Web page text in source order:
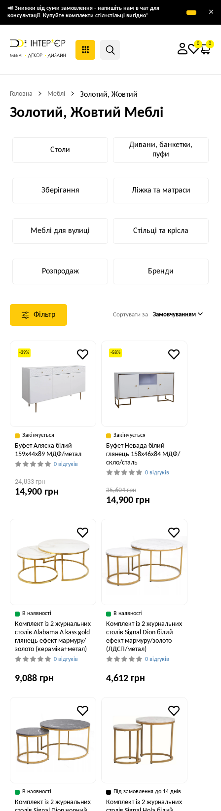
📣 Знижки від суми замовлення - напишіть нам в чат для
консультації. Купуйте комплекти стіл+стільці вигідно!
×
0 0
Головна Меблі Золотий, Жовтий
Золотий, Жовтий Меблі
Столи
Дивани, банкетки,
пуфи
Зберігання Ліжка та матраси
Меблі для вулиці Стільці та крісла
Розпродаж Бренди
Фільтр Сортувати за Замовчуванням
-39%
Закінчується
Буфет Аляска білий
159x44x89 МДФ/метал
0 відгуків
24,833 грн
14,900 грн
-58%
Закінчується
Буфет Невада білий
глянець 158x46x84 МДФ/
скло/сталь
0 відгуків
35,604 грн
14,900 грн
В наявності
Комплект із 2 журнальних
столів Alabama A kass gold
глянець ефект мармуру/
золото (кераміка+метал)
0 відгуків
9,088 грн
В наявності
Комплект із 2 журнальних
столів Signal Dion білий
ефект мармуру/золото
(ЛДСП/метал)
0 відгуків
4,612 грн
В наявності
Комплект із 2 журнальних
Під замовлення до 14 днів
Комплект із 2 журнальних